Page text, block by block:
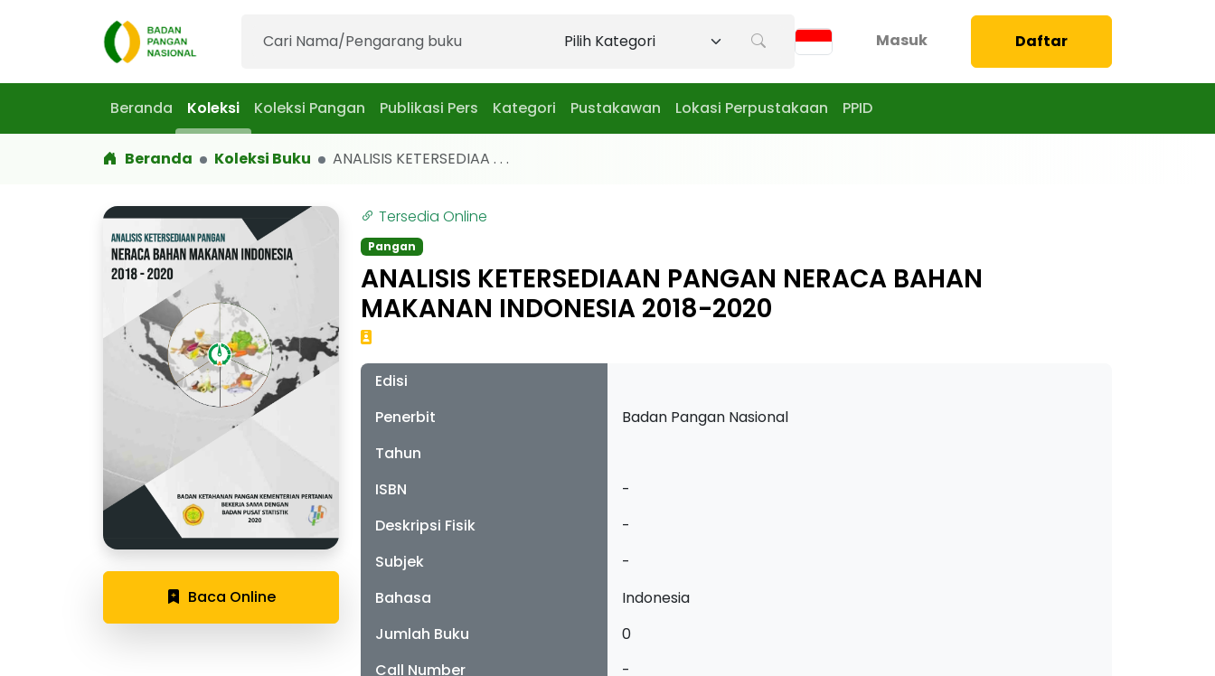
Masuk Daftar
Beranda Koleksi Koleksi Pangan Publikasi Pers Kategori Pustakawan Lokasi Perpustakaan PPID
Beranda Koleksi Buku ANALISIS KETERSEDIAA . . .
Baca Online
Tersedia Online
Pangan
ANALISIS KETERSEDIAAN PANGAN NERACA BAHAN
MAKANAN INDONESIA 2018-2020
Edisi
Penerbit
Badan Pangan Nasional
Tahun
ISBN
-
Deskripsi Fisik
-
Subjek
-
Bahasa
Indonesia
Jumlah Buku
0
Call Number
-